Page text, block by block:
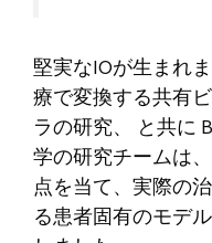
堅実なIOが生まれ
療で変換する共有ビ
ラの研究、 と共に
学の研究チームは
点を当て、実際の
る患者固有のモデ